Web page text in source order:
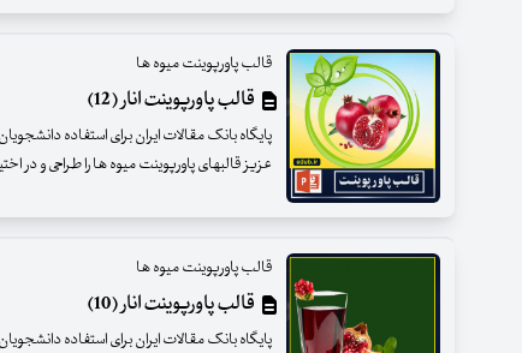
قالب پاورپوینت میوه ها
قالب پاورپوینت انار (12)
پایگاه بانک مقالات ایران برای استفاده
عزیز قالبهای پاورپوینت میوه ها را طراحی و در
قالب پاورپوینت میوه ها
قالب پاورپوینت انار (10)
پایگاه بانک مقالات ایران برای استفاده